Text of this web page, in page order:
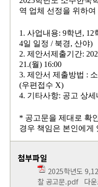
역 업체 선정을 위하
1. 사업내용: 9학년,
4일 일정 / 북경, 산야)
2. 제안서제출기간:
21.(월) 16:00
3. 제안서 제출방법 :
(우편접수 X)
4. 기타사항: 공고 상
* 공고문을 제대로 확
경우 책임은 본인에게
첨부파일
2025학년도
찰 공고문.pdf다운